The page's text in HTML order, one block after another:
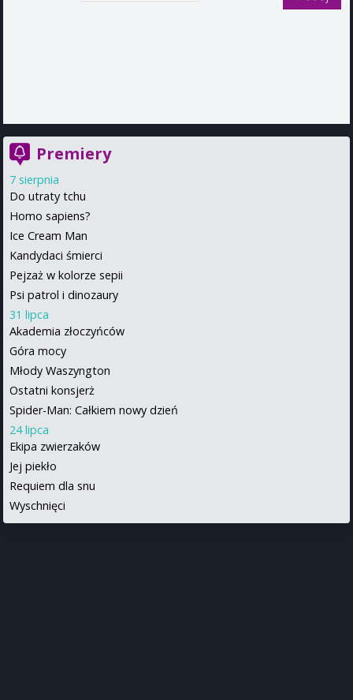
Premiery
7 sierpnia
Do utraty tchu
Homo sapiens?
Ice Cream Man
Kandydaci śmierci
Pejzaż w kolorze sepii
Psi patrol i dinozaury
31 lipca
Akademia złoczyńców
Góra mocy
Młody Waszyngton
Ostatni konsjerż
Spider-Man: Całkiem nowy dzień
24 lipca
Ekipa zwierzaków
Jej piekło
Requiem dla snu
Wyschnięci